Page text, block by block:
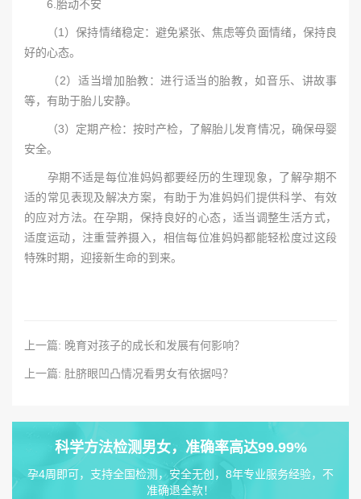
6.胎动不安
（1）保持情绪稳定：避免紧张、焦虑等负面情绪，保持良
好的心态。
（2）适当增加胎教：进行适当的胎教，如音乐、讲故事
等，有助于胎儿安静。
（3）定期产检：按时产检，了解胎儿发育情况，确保母婴
安全。
孕期不适是每位准妈妈都要经历的生理现象，了解孕期不
适的常见表现及解决方案，有助于为准妈妈们提供科学、有效
的应对方法。在孕期，保持良好的心态，适当调整生活方式，
适度运动，注重营养摄入，相信每位准妈妈都能轻松度过这段
特殊时期，迎接新生命的到来。
上一篇: 晚育对孩子的成长和发展有何影响？
上一篇: 肚脐眼凹凸情况看男女有依据吗？
科学方法检测男女，准确率高达99.99%
孕4周即可，支持全国检测，安全无创，8年专业服务经验，不
准确退全款！